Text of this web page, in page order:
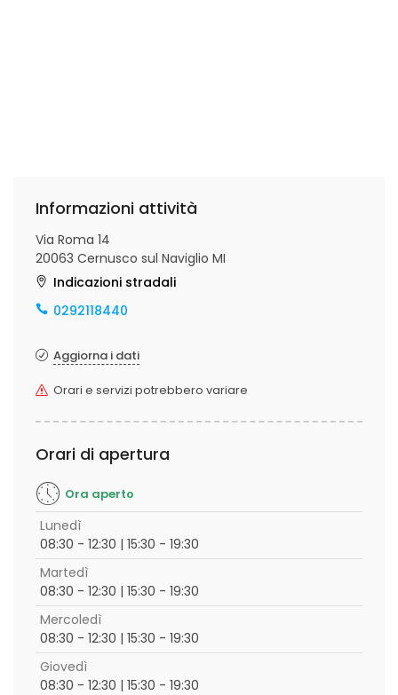
Informazioni attività
Via Roma 14
20063 Cernusco sul Naviglio MI
Indicazioni stradali
0292118440
Aggiorna i dati
Orari e servizi potrebbero variare
Orari di apertura
Ora aperto
Lunedì
08:30 - 12:30 | 15:30 - 19:30
Martedì
08:30 - 12:30 | 15:30 - 19:30
Mercoledì
08:30 - 12:30 | 15:30 - 19:30
Giovedì
08:30 - 12:30 | 15:30 - 19:30